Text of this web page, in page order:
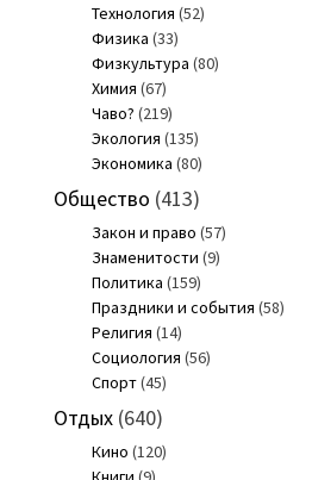
Технология (52)
Физика (33)
Физкультура (80)
Химия (67)
Чаво? (219)
Экология (135)
Экономика (80)
Общество (413)
Закон и право (57)
Знаменитости (9)
Политика (159)
Праздники и события (58)
Религия (14)
Социология (56)
Спорт(45)
Отдых(640)
Кино (120)